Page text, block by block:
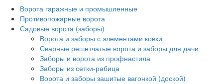
Ворота гаражные и промышленные
Противопожарные ворота
Садовые ворота (заборы)
Ворота и заборы с элементами ковки
Сварные решетчатые ворота и заборы для дачи
Заборы и ворота из профнастила
Заборы из сетки-рабица
Ворота и заборы зашитые вагонкой (доской)